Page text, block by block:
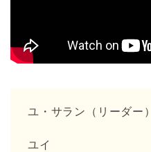
ユ・サラン（リーダー）
ユイ